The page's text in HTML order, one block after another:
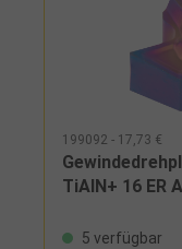
199092 - 17,73 €
TiAlN+ 16 ER
5 verfügbar